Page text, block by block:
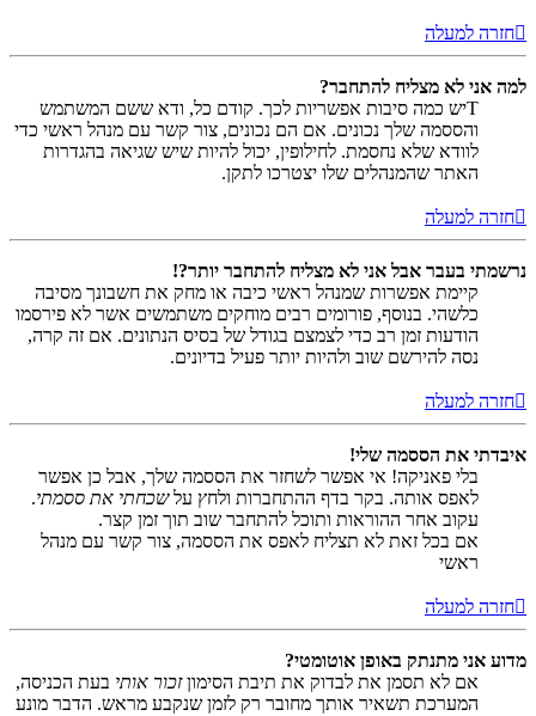
חזרה למעלה
למה אני לא מצליח להתחבר?
Tיש כמה סיבות אפשריות לכך. קודם כל, ודא ששם המשתמש
והססמה שלך נכונים. אם הם נכונים, צור קשר עם מנהל ראשי כדי
לוודא שלא נחסמת. לחילופין, יכול להיות שיש שגיאה בהגדרות
האתר שהמנהלים שלו יצטרכו לתקן.
חזרה למעלה
נרשמתי בעבר אבל אני לא מצליח להתחבר יותר?!
קיימת אפשרות שמנהל ראשי כיבה או מחק את חשבונך מסיבה
כלשהי. בנוסף, פורומים רבים מוחקים משתמשים אשר לא פירסמו
הודעות זמן רב כדי לצמצם בגודל של בסיס הנתונים. אם זה קרה,
נסה להירשם שוב ולהיות יותר פעיל בדיונים.
חזרה למעלה
איבדתי את הססמה שלי!
בלי פאניקה! אי אפשר לשחזר את הססמה שלך, אבל כן אפשר
לאפס אותה. בקר בדף ההתחברות ולחץ עלשכחתי את ססמתי.
עקוב אחר ההוראות ותוכל להתחבר שוב תוך זמן קצר.
אם בכל זאת לא תצליח לאפס את הססמה, צור קשר עם מנהל
ראשי
חזרה למעלה
מדוע אני מתנתק באופן אוטומטי?
אם לא תסמן את לבדוק את תיבת הסימוןזכור אותי בעת הכניסה,
המערכת תשאיר אותך מחובר רק לזמן שנקבע מראש. הדבר מונע